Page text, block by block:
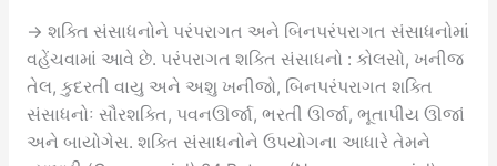
→ શક્તિ સંસાધનોને પરંપરાગત અને બિનપરંપરાગત સંસાધનોમાં
વહેંચવામાં આવે છે. પરંપરાગત શક્તિ સંસાધનો : કોલસો, ખનીજ
તેલ, કુદરતી વાયુ અને અશુ ખનીજો, બિનપરંપરાગત શક્તિ
સંસાધનોઃ સૌરશક્તિ, પવનઊર્જા, ભરતી ઊર્જા, ભૂતાપીય ઊજાં
અને બાયોગેસ. શક્તિ સંસાધનોને ઉપયોગના આધારે તેમને